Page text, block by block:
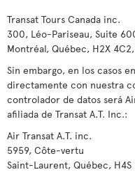
Transat Tours Canada inc.
300, Léo-Pariseau, Suite
Montréal, Québec, H2X
Sin embargo, en los casos
directamente con nuestra
controlador de datos será
afiliada de Transat A.T. Inc.:
Air Transat A.T. inc.
5959, Côte-vertu
Saint-Laurent, Québec, H4S